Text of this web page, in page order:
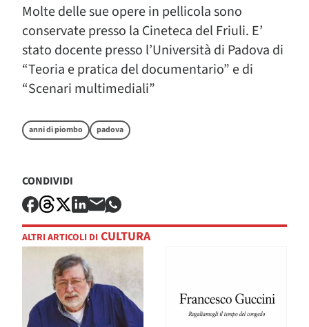
Molte delle sue opere in pellicola sono
conservate presso la Cineteca del Friuli. E’
stato docente presso l’Università di Padova di
“Teoria e pratica del documentario” e di
“Scenari multimediali”
anni di piombo padova
CONDIVIDI
ALTRI ARTICOLI DI CULTURA